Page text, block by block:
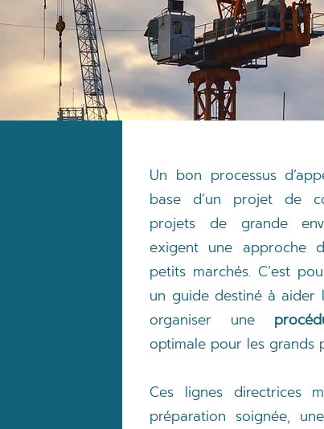
Un bon processus
base d’un projet de
projets de grande
exigent une approche
petits marchés. C’est
un guide destiné à aider
organiser une
optimale pour les grands
Ces lignes directrices
préparation soignée,